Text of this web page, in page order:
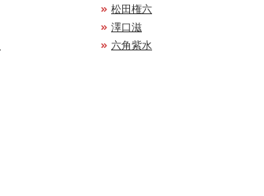
松田権六
澤口滋
六角紫水